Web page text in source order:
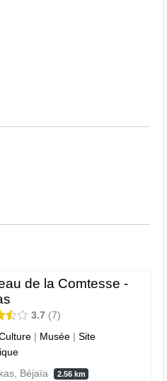
de la Comtesse -
3.7
7
| Musée |Site
Béjaïa
2.56 km